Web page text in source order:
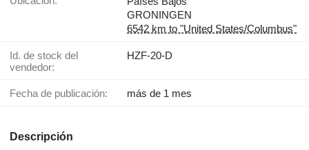
GRONINGEN
6542 km to "United States/Columbus"
Id. de stock del
vendedor:
HZF-20-D
Fecha de publicación: más de 1 mes
Descripción